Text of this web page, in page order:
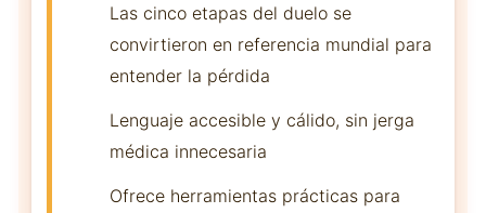
Las cinco etapas del duelo se
convirtieron en referencia mundial para
entender la pérdida
Lenguaje accesible y cálido, sin jerga
médica innecesaria
Ofrece herramientas prácticas para